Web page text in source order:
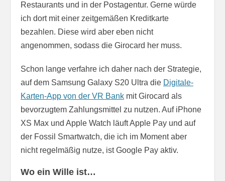
Restaurants und in der Postagentur. Gerne würde
ich dort mit einer zeitgemäßen Kreditkarte
bezahlen. Diese wird aber eben nicht
angenommen, sodass die Girocard her muss.
Schon lange verfahre ich daher nach der Strategie,
auf dem Samsung Galaxy S20 Ultra die Digitale-
Karten-App von der VR Bank mit Girocard als
bevorzugtem Zahlungsmittel zu nutzen. Auf iPhone
XS Max und Apple Watch läuft Apple Pay und auf
der Fossil Smartwatch, die ich im Moment aber
nicht regelmäßig nutze, ist Google Pay aktiv.
Wo ein Wille ist…